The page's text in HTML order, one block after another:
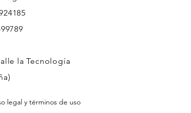
la Tecnología
legal y términos de uso